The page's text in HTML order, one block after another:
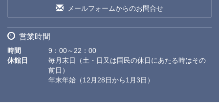
メールフォームからのお問合せ
営業時間
時間
9：00～22：00
休館日
毎月末日（土・日又は国民の休日にあたる時はその
前日）
年末年始（12月28日から1月3日）